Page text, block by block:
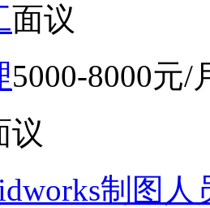
面议
5000-8000元/
议
制图人